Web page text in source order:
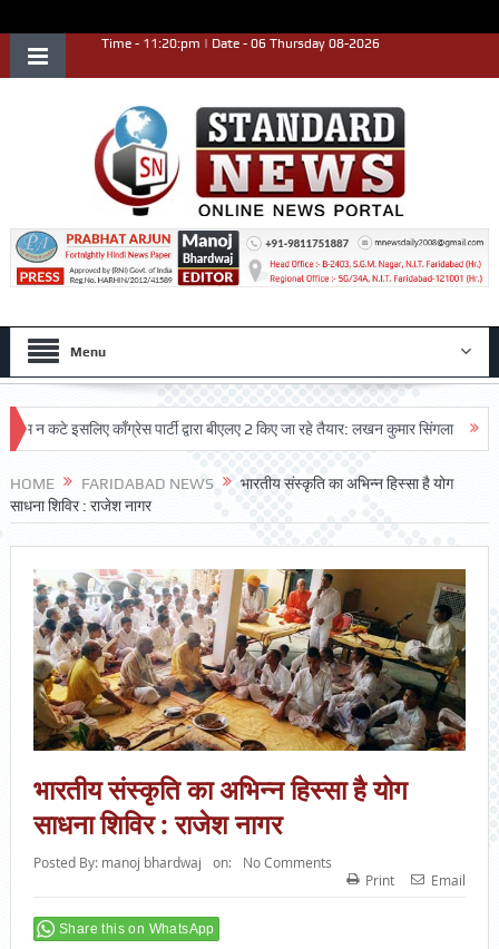
Time - 11:20:pm | Date - 06 Thursday 08-2026
Menu
इसलिए काँग्रेस पार्टी द्वारा बीएलए 2 किए जा रहे तैयार: लखन कुमार सिंगला सिद्धपीठ
HOME FARIDABAD NEWS
भारतीय संस्कृति का अभिन्न हिस्सा है योग
साधना शिविर : राजेश नागर
भारतीय संस्कृति का अभिन्न हिस्सा है योग
साधना शिविर : राजेश नागर
Posted By: manoj bhardwaj on:
No Comments
Print
Email
Share this on WhatsApp